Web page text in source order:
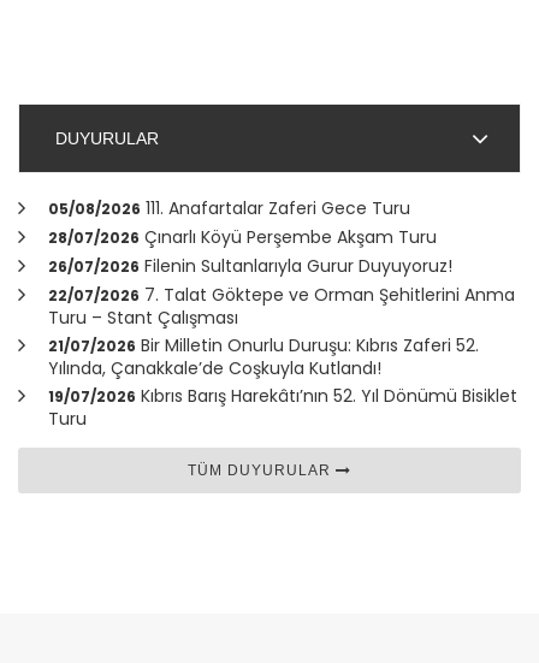
DUYURULAR
05/08/2026 111. Anafartalar Zaferi Gece Turu
28/07/2026 Çınarlı Köyü Perşembe Akşam Turu
26/07/2026 Filenin Sultanlarıyla Gurur Duyuyoruz!
22/07/2026 7. Talat Göktepe ve Orman Şehitlerini Anma
Turu – Stant Çalışması
21/07/2026 Bir Milletin Onurlu Duruşu: Kıbrıs Zaferi 52.
Yılında, Çanakkale’de Coşkuyla Kutlandı!
19/07/2026 Kıbrıs Barış Harekâtı’nın 52. Yıl Dönümü Bisiklet
Turu
TÜM DUYURULAR